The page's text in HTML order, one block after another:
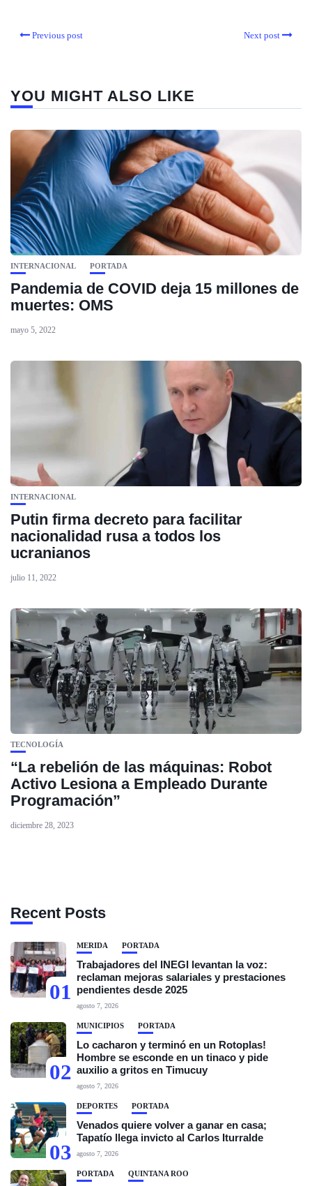
Previous post Next post
YOU MIGHT ALSO LIKE
INTERNACIONAL PORTADA
Pandemia de COVID deja 15 millones de
muertes: OMS
mayo 5, 2022
INTERNACIONAL
Putin firma decreto para facilitar
nacionalidad rusa a todos los
ucranianos
julio 11, 2022
TECNOLOGÍA
“La rebelión de las máquinas: Robot
Activo Lesiona a Empleado Durante
Programación”
diciembre 28, 2023
Recent Posts
01
MÉRIDA PORTADA
Trabajadores del INEGI levantan la voz:
reclaman mejoras salariales y prestaciones
pendientes desde 2025
agosto 7, 2026
02
MUNICIPIOS PORTADA
Lo cacharon y terminó en un Rotoplas!
Hombre se esconde en un tinaco y pide
auxilio a gritos en Timucuy
agosto 7, 2026
03
DEPORTES PORTADA
Venados quiere volver a ganar en casa;
Tapatío llega invicto al Carlos Iturralde
agosto 7, 2026
PORTADA QUINTANA ROO